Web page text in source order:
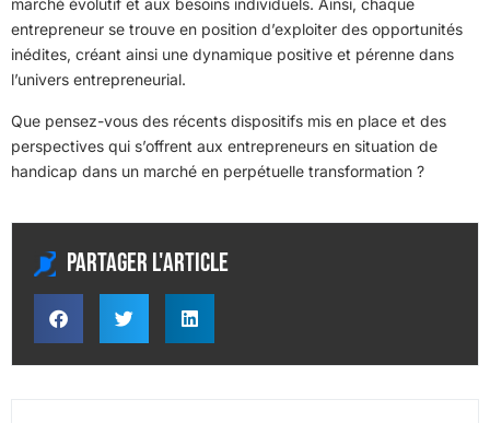
marché évolutif et aux besoins individuels. Ainsi, chaque
entrepreneur se trouve en position d’exploiter des opportunités
inédites, créant ainsi une dynamique positive et pérenne dans
l’univers entrepreneurial.
Que pensez-vous des récents dispositifs mis en place et des
perspectives qui s’offrent aux entrepreneurs en situation de
handicap dans un marché en perpétuelle transformation ?
Partager l'article